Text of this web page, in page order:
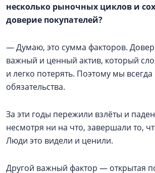
несколько рыночных циклов и
доверие покупателей?
— Думаю, это сумма факторов.
важный и ценный актив, который
и легко потерять. Поэтому мы
обязательства.
За эти годы пережили взлёты и
несмотря ни на что, завершали то,
Люди это видели и ценили.
Другой важный фактор — открытая